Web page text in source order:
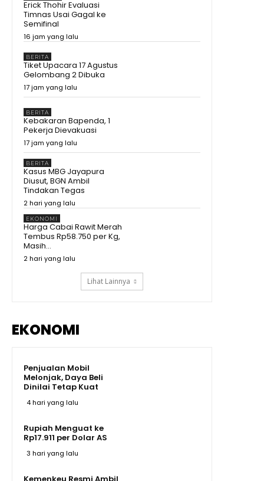
Maluku Utara Ekonominya
#shorts #trending
01:16
Ekonomi Tumbuh Tajam, Tapi
Rakyat Dapat Apa?
10:26
Tegas! Menko Zulhas Ancam
Tutup SPPG yang Nekat Tak Beli
Sherly Disentil! Nazlatan
Berharap Jalan Cepat Beres
Berharap Tak Pakai Hilux lagi
08:13
Peneliti BRIN Saat Pamer
Teknologi Nuklir Indonesia
08:44
Pecah Rekor Lagi! Sherly Bawa
Maluku Utara Tetap Jadi Raja
Indonesia!
Momen Prabowo Teguk Air
Olahan BRIN! Celetuk: Kalau Bu
Tidak
Erick Thohir Evaluasi
Timnas Usai Gagal ke
Semifinal
16 jam yang lalu
BERITA
Tiket Upacara 17 Agustus
Gelombang 2 Dibuka
17 jam yang lalu
BERITA
Kebakaran Bapenda, 1
Pekerja Dievakuasi
17 jam yang lalu
BERITA
Kasus MBG Jayapura
Diusut, BGN Ambil
Tindakan Tegas
2 hari yang lalu
EKONOMI
Harga Cabai Rawit Merah
Tembus Rp58.750 per Kg,
Masih...
2 hari yang lalu
Lihat Lainnya
EKONOMI
Penjualan Mobil
Melonjak, Daya Beli
Dinilai Tetap Kuat
4 hari yang lalu
Rupiah Menguat ke
Rp17.911 per Dolar AS
3 hari yang lalu